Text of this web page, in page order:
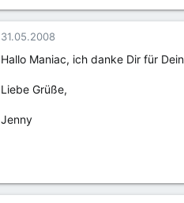
31.05.2008
Hallo Maniac, ich danke Dir für
Liebe Grüße,
Jenny